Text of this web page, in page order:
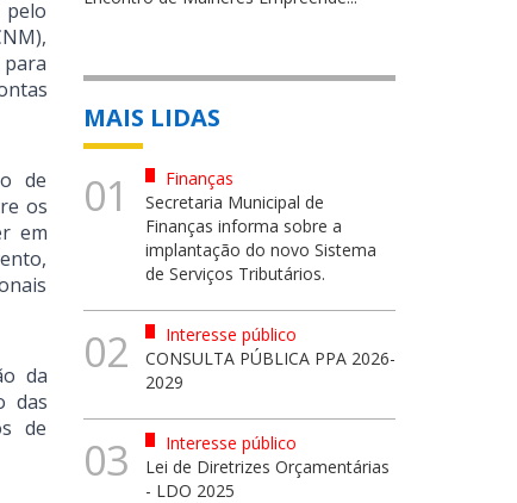
de
os
em
da
das
de
MAIS LIDAS
01
Finanças
Secretaria Municipal de
Finanças informa sobre a
implantação do novo Sistema
de Serviços Tributários.
02
Interesse público
CONSULTA PÚBLICA PPA 2026-
2029
03
Interesse público
Lei de Diretrizes Orçamentárias
- LDO 2025